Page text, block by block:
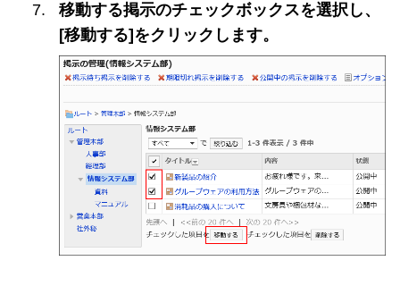
移動する掲示のチェックボックスを選択し、
[移動する]をクリックします。